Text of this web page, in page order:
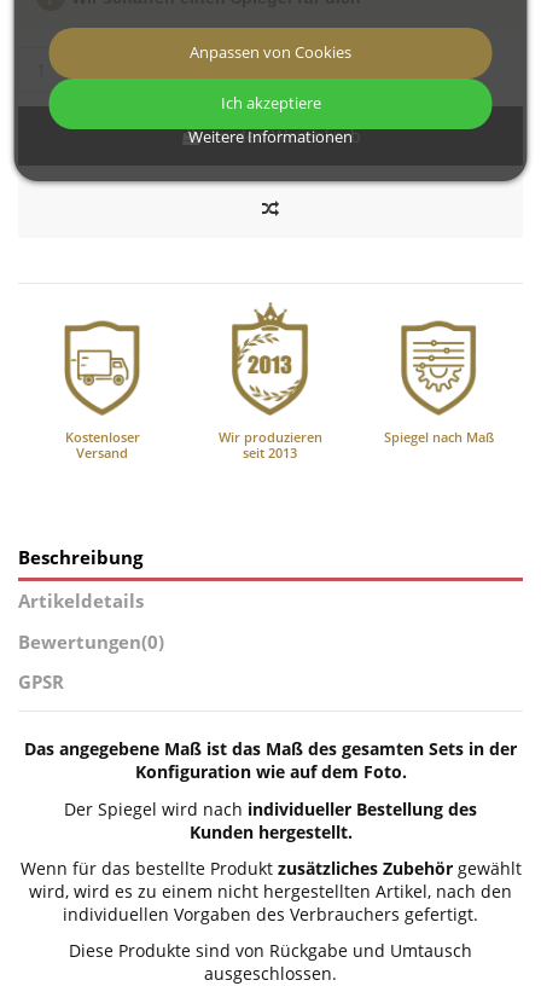
In den Warenkorb
Kostenloser
Versand
Wir produzieren
seit 2013
Spiegel nach Maß
Beschreibung
Artikeldetails
Bewertungen(0)
GPSR
Das angegebene Maß ist das Maß des gesamten Sets in der
Konfiguration wie auf dem Foto.
Der Spiegel wird nach individueller Bestellung des
Kunden hergestellt.
Wenn für das bestellte Produkt zusätzliches Zubehörgewählt
wird, wird es zu einem nicht hergestellten Artikel, nach den
individuellen Vorgaben des Verbrauchers gefertigt.
Diese Produkte sind von Rückgabe und Umtausch
ausgeschlossen.
Weitere Informationen
Anpassen von Cookies
Ich akzeptiere